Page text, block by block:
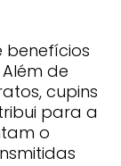
benefícios
de
cupins
para a
o